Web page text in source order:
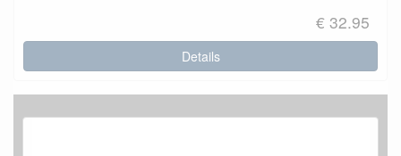
€ 32.95
Details